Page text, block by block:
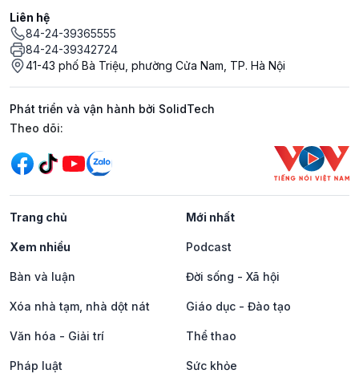
Liên hệ
84-24-39365555
84-24-39342724
41-43 phố Bà Triệu, phường Cửa Nam, TP. Hà Nội
Phát triển và vận hành bởi SolidTech
Mạng xã hội
Theo dõi:
Trang chủ Mới nhất
Xem nhiều Podcast
Bàn và luận Đời sống - Xã hội
Xóa nhà tạm, nhà dột nát Giáo dục - Đào tạo
Văn hóa - Giải trí Thể thao
Pháp luật Sức khỏe